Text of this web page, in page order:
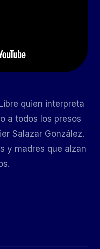
quien interpreta
a todos los presos
Salazar González.
y madres que alzan